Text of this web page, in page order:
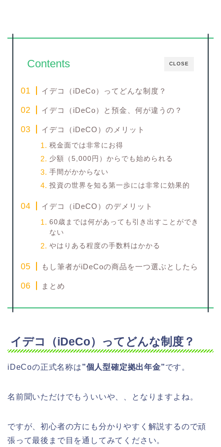
CLOSE
Contents
イデコ（iDeCo）ってどんな制度？
イデコ（iDeCo）と預金、何が違うの？
イデコ（iDeCO）のメリット
税金面では非常にお得
少額（5,000円）からでも始められる
手間がかからない
投資の世界を知る第一歩には非常に効果的
イデコ（iDeCO）のデメリット
60歳までは何があっても引き出すことができ
ない
やはりある程度の手数料はかかる
もし筆者がiDeCoの商品を一つ選ぶとしたら
まとめ
イデコ（iDeCo）ってどんな制度？
iDeCoの正式名称は”個人型確定拠出年金”です。
名前聞いただけでもういいや、、となりますよね。
ですが、初心者の方にも分かりやすく解説するので頑
張って最後まで目を通してみてください。